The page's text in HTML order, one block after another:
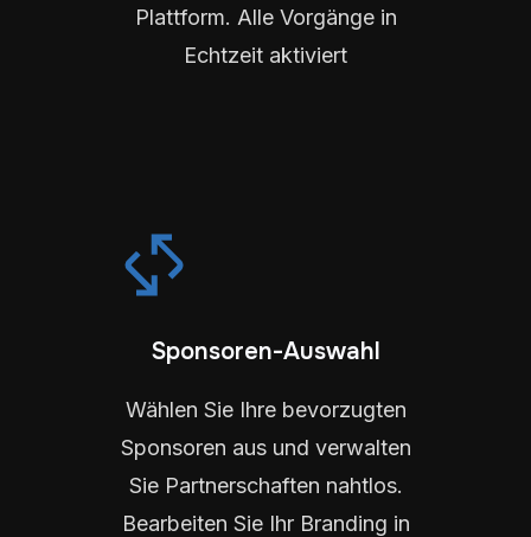
Plattform. Alle Vorgänge in
Echtzeit aktiviert
Sponsoren-Auswahl
Wählen Sie Ihre bevorzugten
Sponsoren aus und verwalten
Sie Partnerschaften nahtlos.
Bearbeiten Sie Ihr Branding in